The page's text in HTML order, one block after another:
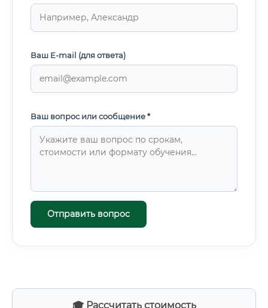
🎓 Рассчитать стоимость
Ваш E-mail (для ответа)
Ваш вопрос или сообщение *
Отправить вопрос